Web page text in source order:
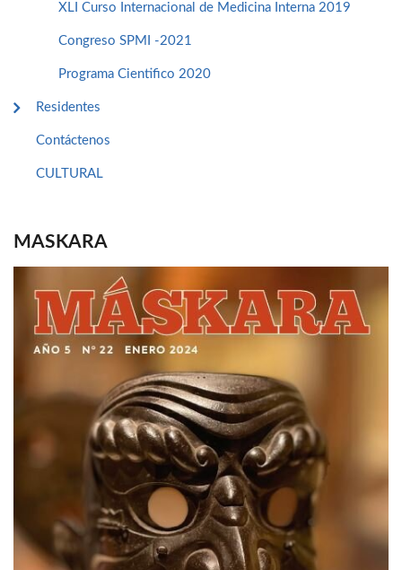
XLI Curso Internacional de Medicina Interna 2019
Congreso SPMI -2021
Programa Cientifico 2020
Residentes
Contáctenos
CULTURAL
MASKARA